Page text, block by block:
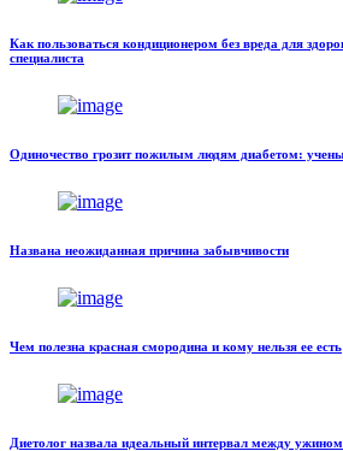
Как пользоваться кондиционером без вреда для
специалиста
Одиночество грозит пожилым людям диабетом:
Названа неожиданная причина забывчивости
Чем полезна красная смородина и кому нельзя ее есть
Диетолог назвала идеальный интервал между